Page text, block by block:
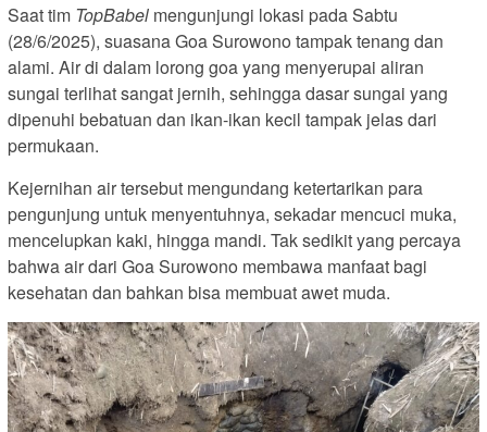
Saat tim TopBabel mengunjungi lokasi pada Sabtu
(28/6/2025), suasana Goa Surowono tampak tenang dan
alami. Air di dalam lorong goa yang menyerupai aliran
sungai terlihat sangat jernih, sehingga dasar sungai yang
dipenuhi bebatuan dan ikan-ikan kecil tampak jelas dari
permukaan.
Kejernihan air tersebut mengundang ketertarikan para
pengunjung untuk menyentuhnya, sekadar mencuci muka,
mencelupkan kaki, hingga mandi. Tak sedikit yang percaya
bahwa air dari Goa Surowono membawa manfaat bagi
kesehatan dan bahkan bisa membuat awet muda.